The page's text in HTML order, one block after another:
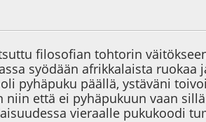
filosofian tohtorin
syödään afrikkalaista
pyhäpuku päällä, ystäväni
niin että ei pyhäpukuun vaan
vieraalle pukukoodi